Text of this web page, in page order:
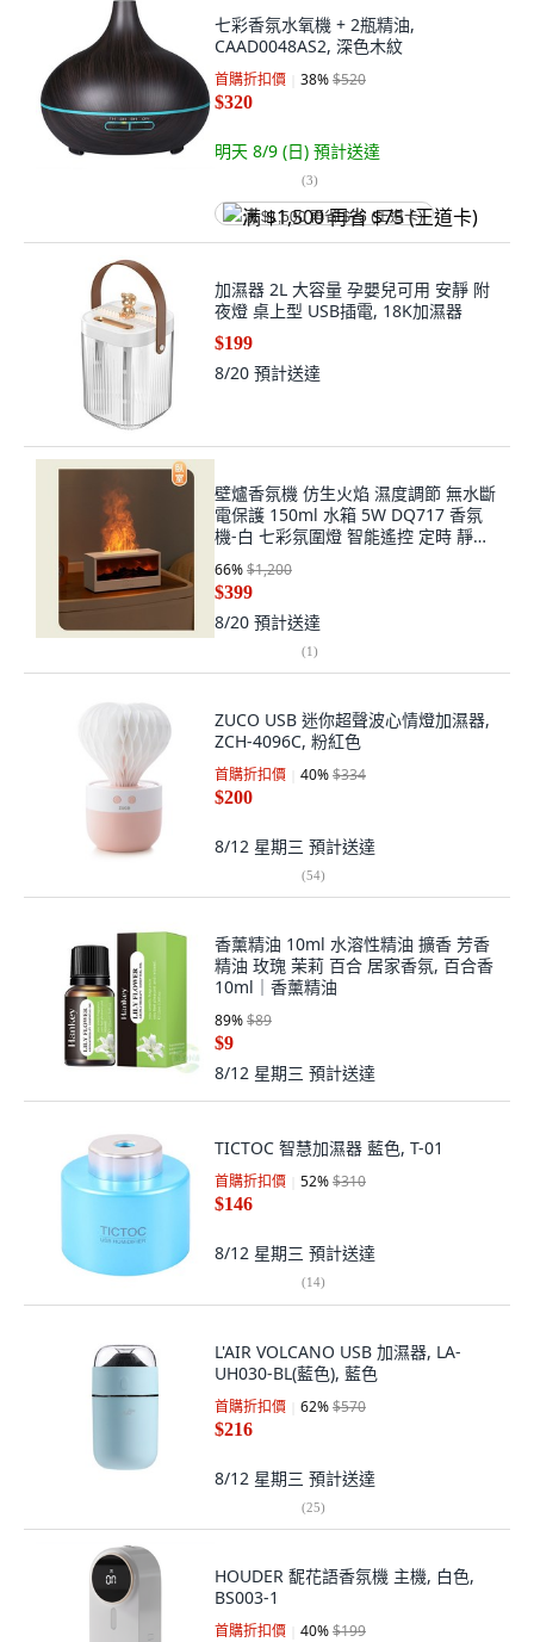
七彩香氛水氧機 + 2瓶精油,
CAAD0048AS2, 深色木紋
首購折扣價 38%$520
$320
明天 8/9 (日) 預計送達
(3)
满 $1,500 再省 $75 (王道卡)
加濕器 2L 大容量 孕嬰兒可用 安靜 附
夜燈 桌上型 USB插電, 18K加濕器
$199
8/20 預計送達
壁爐香氛機 仿生火焰 濕度調節 無水斷
電保護 150ml 水箱 5W DQ717 香氛
機-白 七彩氛圍燈 智能遙控 定時 靜音
加濕, 香氛機-白/七彩/遙控/定時/靜音/
加濕
66%$1,200
$399
8/20 預計送達
(1)
ZUCO USB 迷你超聲波心情燈加濕器,
ZCH-4096C, 粉紅色
首購折扣價 40%$334
$200
8/12 星期三 預計送達
(54)
香薰精油 10ml 水溶性精油 擴香 芳香
精油 玫瑰 茉莉 百合 居家香氛, 百合香
10ml｜香薰精油
89%$89
$9
8/12 星期三 預計送達
TICTOC 智慧加濕器 藍色, T-01
首購折扣價 52%$310
$146
8/12 星期三 預計送達
(14)
L'AIR VOLCANO USB 加濕器, LA-
UH030-BL(藍色), 藍色
首購折扣價 62%$570
$216
8/12 星期三 預計送達
(25)
HOUDER 馜花語香氛機 主機, 白色,
BS003-1
首購折扣價 40%$199